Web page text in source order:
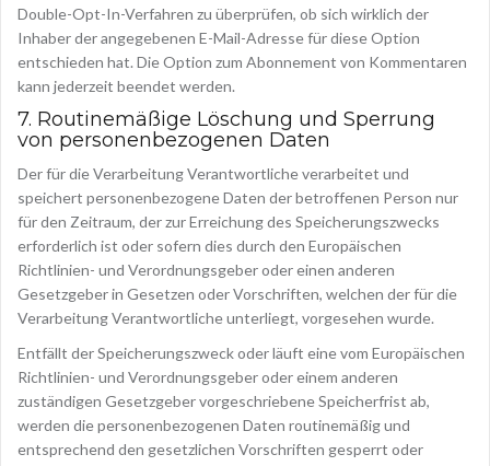
Double-Opt-In-Verfahren zu überprüfen, ob sich wirklich der
Inhaber der angegebenen E-Mail-Adresse für diese Option
entschieden hat. Die Option zum Abonnement von Kommentaren
kann jederzeit beendet werden.
7. Routinemäßige Löschung und Sperrung
von personenbezogenen Daten
Der für die Verarbeitung Verantwortliche verarbeitet und
speichert personenbezogene Daten der betroffenen Person nur
für den Zeitraum, der zur Erreichung des Speicherungszwecks
erforderlich ist oder sofern dies durch den Europäischen
Richtlinien- und Verordnungsgeber oder einen anderen
Gesetzgeber in Gesetzen oder Vorschriften, welchen der für die
Verarbeitung Verantwortliche unterliegt, vorgesehen wurde.
Entfällt der Speicherungszweck oder läuft eine vom Europäischen
Richtlinien- und Verordnungsgeber oder einem anderen
zuständigen Gesetzgeber vorgeschriebene Speicherfrist ab,
werden die personenbezogenen Daten routinemäßig und
entsprechend den gesetzlichen Vorschriften gesperrt oder